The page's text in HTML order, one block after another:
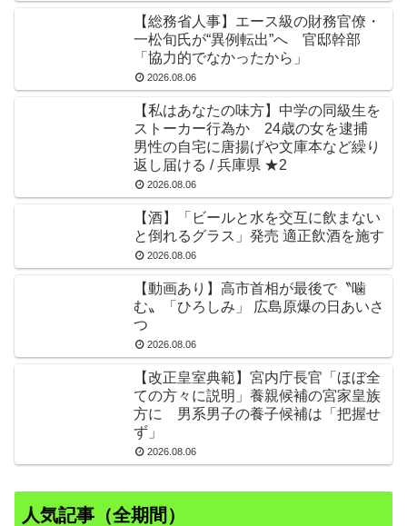
【総務省人事】エース級の財務官僚・
一松旬氏が“異例転出”へ 官邸幹部
「協力的でなかったから」
2026.08.06
【私はあなたの味方】中学の同級生を
ストーカー行為か 24歳の女を逮捕
男性の自宅に唐揚げや文庫本など繰り
返し届ける / 兵庫県 ★2
2026.08.06
【酒】「ビールと水を交互に飲まない
と倒れるグラス」発売 適正飲酒を施す
2026.08.06
【動画あり】高市首相が最後で〝噛
む〟「ひろしみ」 広島原爆の日あいさ
つ
2026.08.06
【改正皇室典範】宮内庁長官「ほぼ全
ての方々に説明」養親候補の宮家皇族
方に 男系男子の養子候補は「把握せ
ず」
2026.08.06
人気記事（全期間）